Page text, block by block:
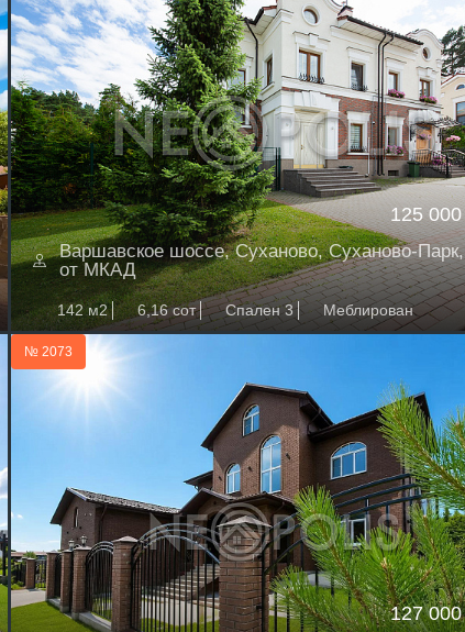
125
Варшавское шоссе, Суханово, Суханово-
от МКАД
142 м2 6,16 сот Спален 3 Меблирован
№ 2073
127